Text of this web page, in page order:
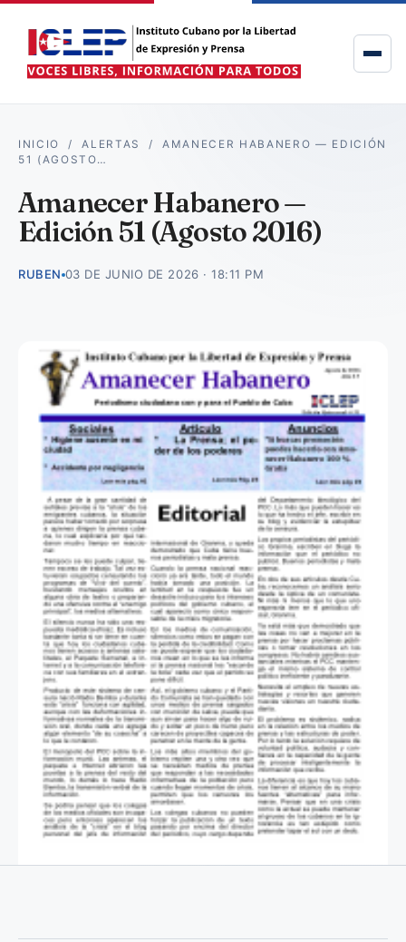
INICIO /ALERTAS /AMANECER HABANERO — EDICIÓN
51 (AGOSTO…
Amanecer Habanero —
Edición 51 (Agosto 2016)
RUBEN 03 DE JUNIO DE 2026 · 18:11 PM